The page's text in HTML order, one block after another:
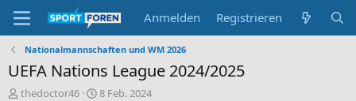
Anmelden Registrieren
Nationalmannschaften und WM 2026
UEFA Nations League 2024/2025
E
thedoctor46
E
8 Feb. 2024